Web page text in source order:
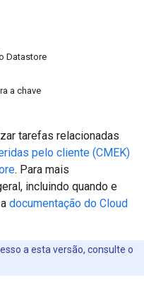
Datastore
a chave
tarefas relacionadas
pelo cliente (CMEK)
. Para mais
incluindo quando e
documentação do Cloud
a esta versão, consulte o